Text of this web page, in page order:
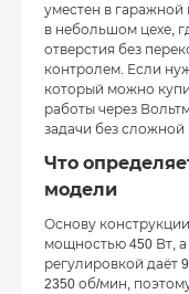
уместен в гаражной
в небольшом цехе,
отверстия без
контролем. Если
который можно
работы через
задачи без
Что
модели
Основу
мощностью 450 Вт, а
регулировкой даёт
2350 об/мин,